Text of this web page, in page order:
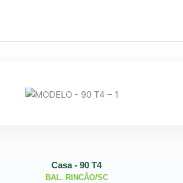
Casa - 90 T4
BAL. RINCÃO/SC